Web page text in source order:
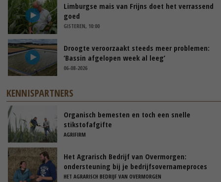
Limburgse mais van Frijns doet het verrassend
goed
GISTEREN, 10:00
Droogte veroorzaakt steeds meer problemen:
‘Bassin afgelopen week al leeg’
06-08-2026
KENNISPARTNERS
Organisch bemesten en toch een snelle
stikstofafgifte
AGRIFIRM
Het Agrarisch Bedrijf van Overmorgen:
ondersteuning bij je bedrijfsovernameproces
HET AGRARISCH BEDRIJF VAN OVERMORGEN